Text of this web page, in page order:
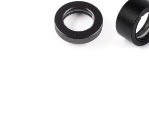
LCD VA monitor 10,1" 1920x1080 HDMI BNC VGA
: 5Mpix fotoaparát s
kábel HDMI, myš USB, adaptér WIFI, napájací